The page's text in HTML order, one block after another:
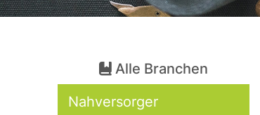
Alle Branchen
Nahversorger